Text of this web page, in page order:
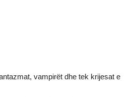
vampirët dhe tek krijesat e